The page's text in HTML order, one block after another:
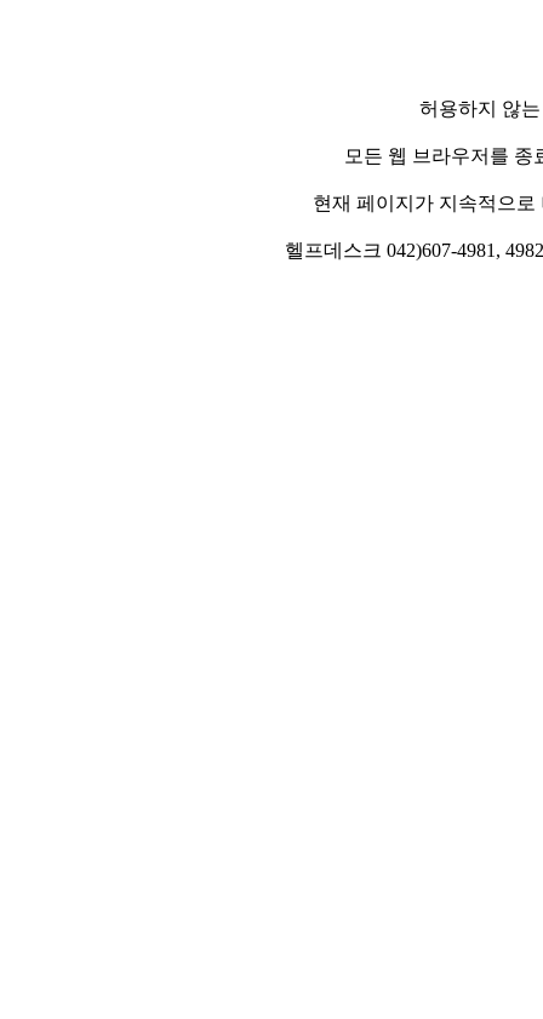
허용하지 않
모든 웹 브라우저를
현재 페이지가 지속적으
헬프데스크 042)607-4981,